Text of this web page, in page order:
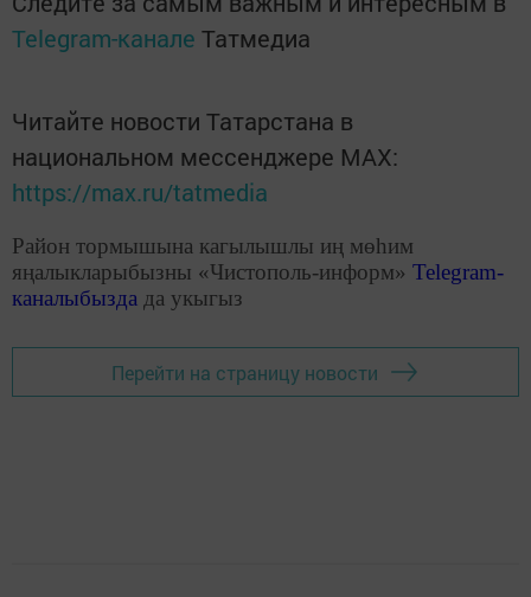
Telegram-канале Татмедиа
Читайте новости Татарстана в
национальном мессенджере MАХ:
https://max.ru/tatmedia
Район тормышына кагылышлы иң мөһим
яңалыкларыбызны «Чистополь-информ» Telegram-
каналыбызда да укыгыз
Перейти на страницу новости